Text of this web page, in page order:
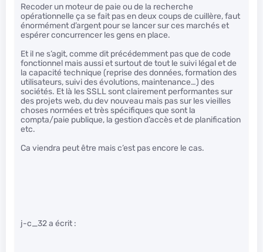
Recoder un moteur de paie ou de la recherche
opérationnelle ça se fait pas en deux coups de cuillère, faut
énormément d’argent pour se lancer sur ces marchés et
espérer concurrencer les gens en place.
Et il ne s’agit, comme dit précédemment pas que de code
fonctionnel mais aussi et surtout de tout le suivi légal et de
la capacité technique (reprise des données, formation des
utilisateurs, suivi des évolutions, maintenance…) des
sociétés. Et là les SSLL sont clairement performantes sur
des projets web, du dev nouveau mais pas sur les vieilles
choses normées et très spécifiques que sont la
compta/paie publique, la gestion d’accès et de planification
etc.
Ca viendra peut être mais c’est pas encore le cas.
j-c_32 a écrit :